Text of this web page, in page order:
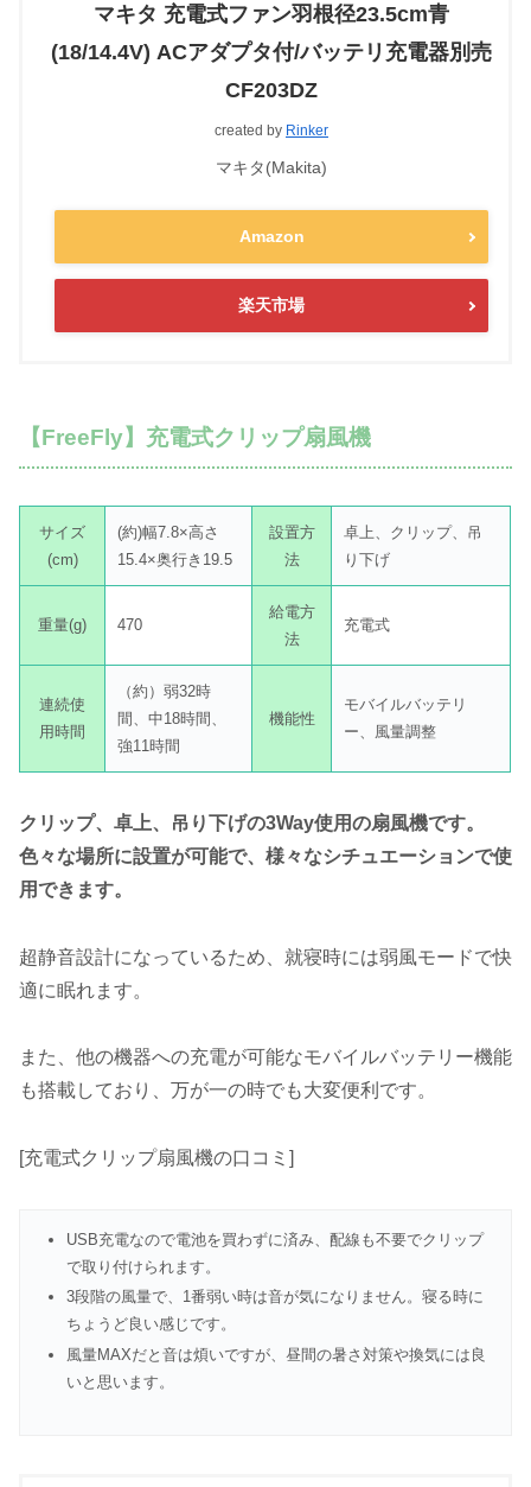
マキタ 充電式ファン羽根径23.5cm青
(18/14.4V) ACアダプタ付/バッテリ充電器別売
CF203DZ
created by Rinker
マキタ(Makita)
Amazon
楽天市場
【FreeFly】充電式クリップ扇風機
サイズ
(cm)
(約)幅7.8×高さ
15.4×奥行き19.5
設置方
法
卓上、クリップ、吊
り下げ
重量(g) 470
給電方
法
充電式
連続使
用時間
（約）弱32時
間、中18時間、
強11時間
機能性
モバイルバッテリ
ー、風量調整
クリップ、卓上、吊り下げの3Way使用の扇風機です。
色々な場所に設置が可能で、様々なシチュエーションで使
用できます。
超静音設計になっているため、就寝時には弱風モードで快
適に眠れます。
また、他の機器への充電が可能なモバイルバッテリー機能
も搭載しており、万が一の時でも大変便利です。
[充電式クリップ扇風機の口コミ]
USB充電なので電池を買わずに済み、配線も不要でクリップ
で取り付けられます。
3段階の風量で、1番弱い時は音が気になりません。寝る時に
ちょうど良い感じです。
風量MAXだと音は煩いですが、昼間の暑さ対策や換気には良
いと思います。